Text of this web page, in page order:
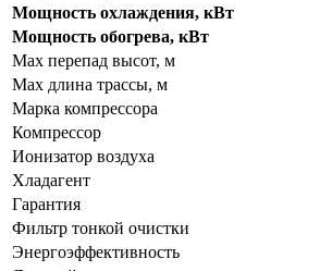
Мощность охлаждения, кВт
Мощность обогрева, кВт
Max перепад высот, м
Max длина трассы, м
Марка компрессора
Компрессор
Ионизатор воздуха
Хладагент
Гарантия
Фильтр тонкой очистки
Энергоэффективность